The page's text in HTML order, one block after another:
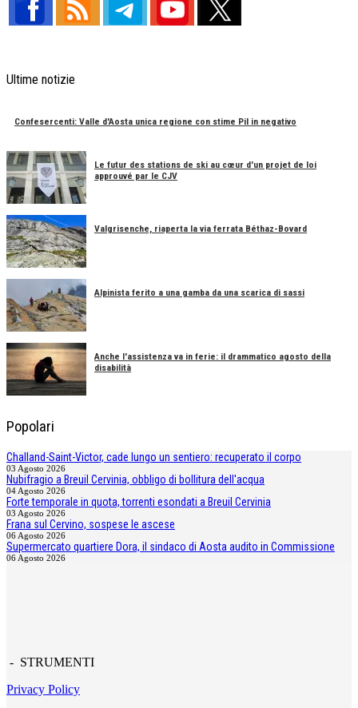
Ultime notizie
Confesercenti: Valle d'Aosta unica regione con stime Pil in negativo
Le futur des stations de ski au cœur d'un projet de loi
approuvé par le CJV
Valgrisenche, riaperta la via ferrata Béthaz-Bovard
Alpinista ferito a una gamba da una scarica di sassi
Anche l'assistenza va in ferie: il drammatico agosto della
disabilità
Popolari
Challand-Saint-Victor, cade lungo un sentiero: recuperato il corpo
03 Agosto 2026
Nubifragio a Breuil Cervinia, obbligo di bollitura dell'acqua
04 Agosto 2026
Forte temporale in quota, torrenti esondati a Breuil Cervinia
03 Agosto 2026
Frana sul Cervino, sospese le ascese
06 Agosto 2026
Supermercato quartiere Dora, il sindaco di Aosta audito in Commissione
06 Agosto 2026
- STRUMENTI
Privacy Policy